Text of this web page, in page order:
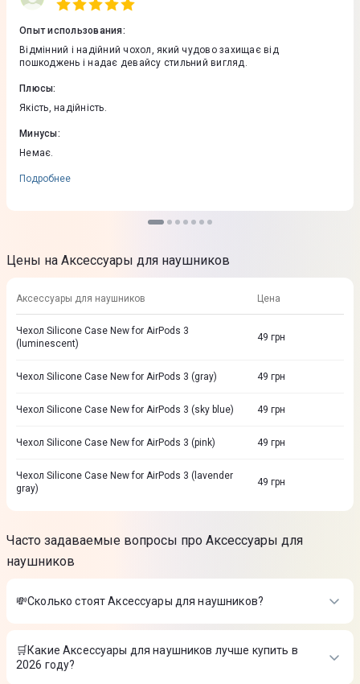
Опыт использования:
Відмінний і надійний чохол, який чудово захищає від
пошкоджень і надає девайсу стильний вигляд.
Плюсы:
Якість, надійність.
Минусы:
Немає.
Подробнее
Цены на Аксессуары для наушников
Аксессуары для наушников Цена
Чехол Silicone Case New for AirPods 3
(luminescent)
49 грн
Чехол Silicone Case New for AirPods 3 (gray) 49 грн
Чехол Silicone Case New for AirPods 3 (sky blue) 49 грн
Чехол Silicone Case New for AirPods 3 (pink) 49 грн
Чехол Silicone Case New for AirPods 3 (lavender
gray)
49 грн
Часто задаваемые вопросы про Аксессуары для
наушников
💸Сколько стоят Аксессуары для наушников?
Стоимость товаров в категории Аксессуары для наушников в
интернет-магазине Цитрус
Чехол Silicone Case New for AirPods 3 (luminescent)
🛒Какие Аксессуары для наушников лучше купить в
2026 году?